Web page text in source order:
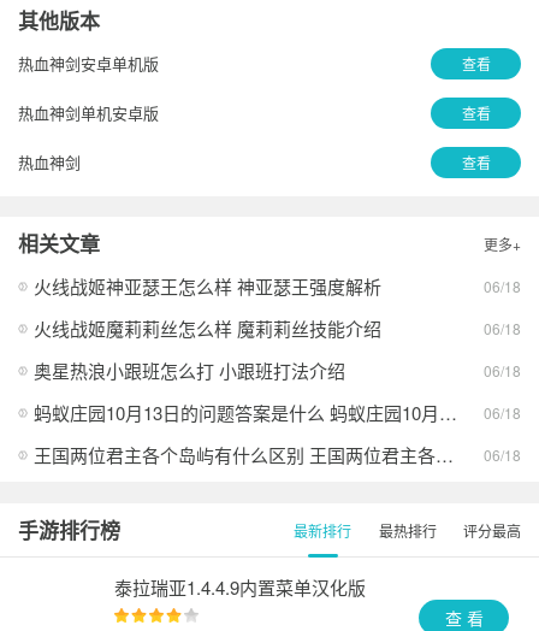
其他版本
热血神剑安卓单机版 查看
热血神剑单机安卓版 查看
热血神剑 查看
相关文章 更多+
火线战姬神亚瑟王怎么样 神亚瑟王强度解析 06/18
火线战姬魔莉莉丝怎么样 魔莉莉丝技能介绍 06/18
奥星热浪小跟班怎么打 小跟班打法介绍 06/18
蚂蚁庄园10月13日的问题答案是什么 蚂蚁庄园10月13日答案最新分享 06/18
王国两位君主各个岛屿有什么区别 王国两位君主各个岛屿的异同 06/18
手游排行榜 最新排行 最热排行 评分最高
泰拉瑞亚1.4.4.9内置菜单汉化版
查 看